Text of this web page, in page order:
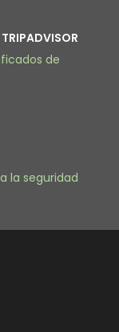
de
la seguridad